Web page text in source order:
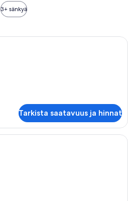
3+ sänkyä
Kannettavalle tietokoneelle sopiva
Tarkista saatavuus ja hinnat
Kannettavalle tietokoneelle sopiva